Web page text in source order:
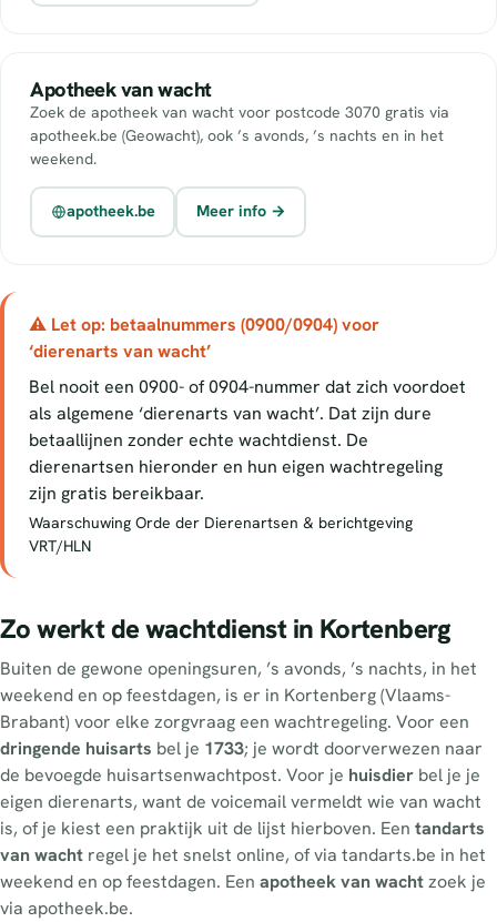
Apotheek van wacht
Zoek de apotheek van wacht voor postcode 3070 gratis via
apotheek.be (Geowacht), ook ’s avonds, ’s nachts en in het
weekend.
apotheek.be Meer info →
⚠ Let op: betaalnummers (0900/0904) voor
‘dierenarts van wacht’
Bel nooit een 0900- of 0904-nummer dat zich voordoet
als algemene ‘dierenarts van wacht’. Dat zijn dure
betaallijnen zonder echte wachtdienst. De
dierenartsen hieronder en hun eigen wachtregeling
zijn gratis bereikbaar.
Waarschuwing Orde der Dierenartsen & berichtgeving
VRT/HLN
Zo werkt de wachtdienst in Kortenberg
Buiten de gewone openingsuren, ’s avonds, ’s nachts, in het
weekend en op feestdagen, is er in Kortenberg (Vlaams-
Brabant) voor elke zorgvraag een wachtregeling. Voor een
dringende huisarts bel je 1733; je wordt doorverwezen naar
de bevoegde huisartsenwachtpost. Voor je huisdier bel je je
eigen dierenarts, want de voicemail vermeldt wie van wacht
is, of je kiest een praktijk uit de lijst hierboven. Een tandarts
van wacht regel je het snelst online, of via tandarts.be in het
weekend en op feestdagen. Een apotheek van wachtzoek je
via apotheek.be.